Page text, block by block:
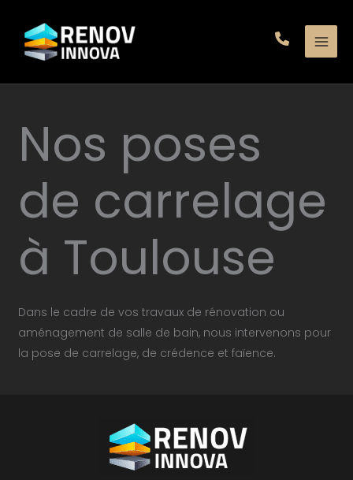
contenu
Nos poses
de carrelage
à Toulouse
Dans le cadre de vos travaux de rénovation ou
aménagement de salle de bain, nous intervenons pour
la pose de carrelage, de crédence et faïence.